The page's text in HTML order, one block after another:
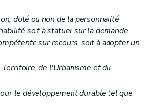
radiophonique et de presse écrite
doté ou non de la personnalité
soit à statuer sur la demande
sur recours, soit à adopter un
de l'Urbanisme et du
le développement durable tel que